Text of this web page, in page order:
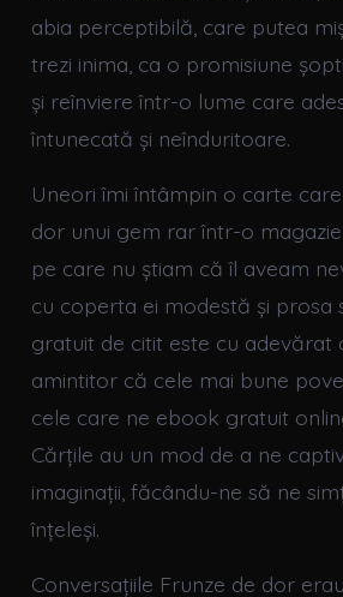
abia perceptibilă, care putea
trezi inima, ca o promisiune
și reînviere într-o lume care
întunecată și neînduritoare.
Uneori îmi întâmpin o carte
dor unui gem rar într-o
pe care nu știam că îl aveam
cu coperta ei modestă și prosa
gratuit de citit este cu adevărat
amintitor că cele mai bune
cele care ne ebook gratuit
Cărțile au un mod de a ne
imaginații, făcându-ne să ne
înțeleși.
Conversațiile Frunze de dor